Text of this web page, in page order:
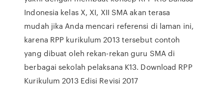
Indonesia kelas X, XI, XII SMA akan terasa
mudah jika Anda mencari referensi di laman ini,
karena RPP kurikulum 2013 tersebut contoh
yang dibuat oleh rekan-rekan guru SMA di
berbagai sekolah pelaksana K13. Download RPP
Kurikulum 2013 Edisi Revisi 2017